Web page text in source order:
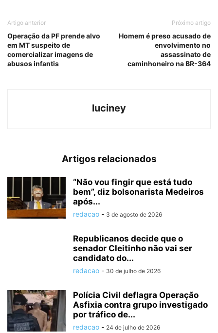
Artigo anterior
Operação da PF prende alvo
em MT suspeito de
comercializar imagens de
abusos infantis
Próximo artigo
Homem é preso acusado de
envolvimento no
assassinato de
caminhoneiro na BR-364
luciney
Artigos relacionados
“Não vou fingir que está tudo
bem”, diz bolsonarista Medeiros
após...
redacao - 3 de agosto de 2026
Republicanos decide que o
senador Cleitinho não vai ser
candidato do...
redacao - 30 de julho de 2026
Polícia Civil deflagra Operação
Asfixia contra grupo investigado
por tráfico de...
redacao - 24 de julho de 2026